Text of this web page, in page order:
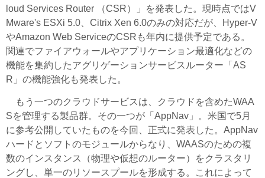
loud Services Router （CSR）」を発表した。現時点ではV
Mware's ESXi 5.0、Citrix Xen 6.0のみの対応だが、Hyper-V
やAmazon Web ServiceのCSRも年内に提供予定である。
関連でファイアウォールやアプリケーション最適化などの
機能を集約したアグリゲーションサービスルーター「AS
R」の機能強化も発表した。
もう一つのクラウドサービスは、クラウドを含めたWAA
Sを管理する製品群。その一つが「AppNav」。米国で5月
に参考公開していたものを今回、正式に発表した。AppNav
ハードとソフトのモジュールからなり、WAASのための複
数のインスタンス（物理や仮想のルーター）をクラスタリ
ングし、単一のリソースプールを形成する。これによって